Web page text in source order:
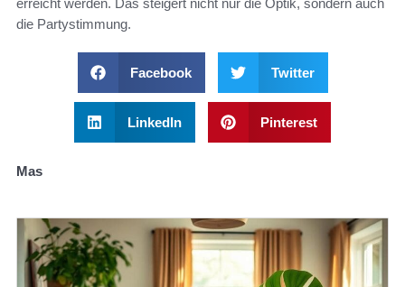
die Partystimmung.
Facebook Twitter
LinkedIn Pinterest
Mas